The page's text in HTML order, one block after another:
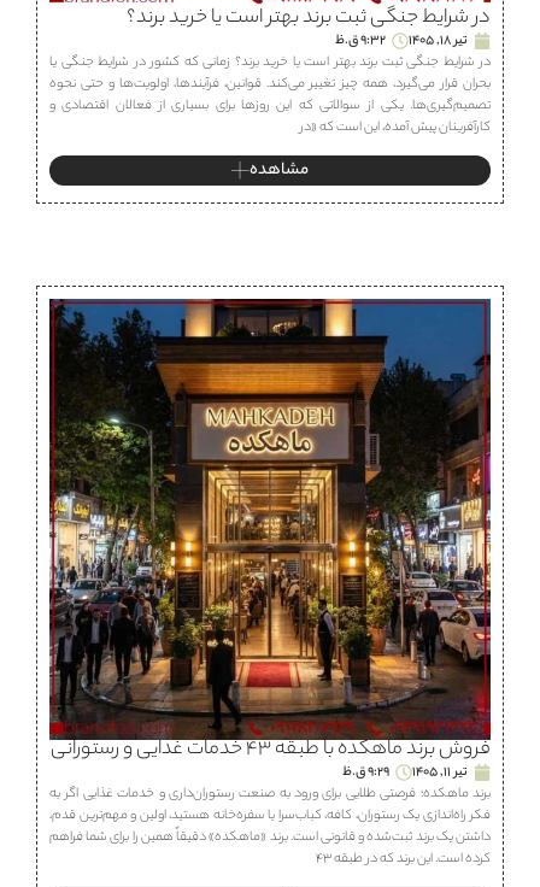
در شرایط جنگی ثبت برند بهتر است یا خرید برند؟
تیر 18, 1405
9:32 ق.ظ
در شرایط جنگی ثبت برند بهتر است یا خرید برند؟ زمانی که کشور در شرایط جنگی یا
بحران قرار می‌گیرد، همه چیز تغییر می‌کند. قوانین، فرآیندها، اولویت‌ها و حتی نحوه
تصمیم‌گیری‌ها. یکی از سوالاتی که این روزها برای بسیاری از فعالان اقتصادی و
کارآفرینان پیش آمده، این است که «در
مشاهده
فروش برند ماهكده با طبقه ۴۳ خدمات غذایی و رستورانی
تیر 11, 1405
9:29 ق.ظ
برند ماهكده؛ فرصتی طلایی برای ورود به صنعت رستوران‌داری و خدمات غذایی اگر به
فکر راه‌اندازی یک رستوران، كافه، كباب‌سرا یا سفره‌خانه هستید، اولین و مهم‌ترین قدم،
داشتن یک برند ثبت‌شده و قانونی است. برند «ماهكده» دقیقاً همین را برای شما فراهم
کرده است. این برند که در طبقه ۴۳